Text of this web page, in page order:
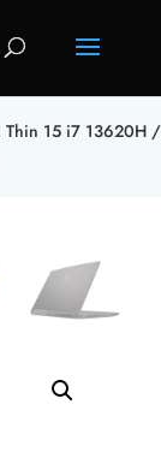
15 i7 13620H /